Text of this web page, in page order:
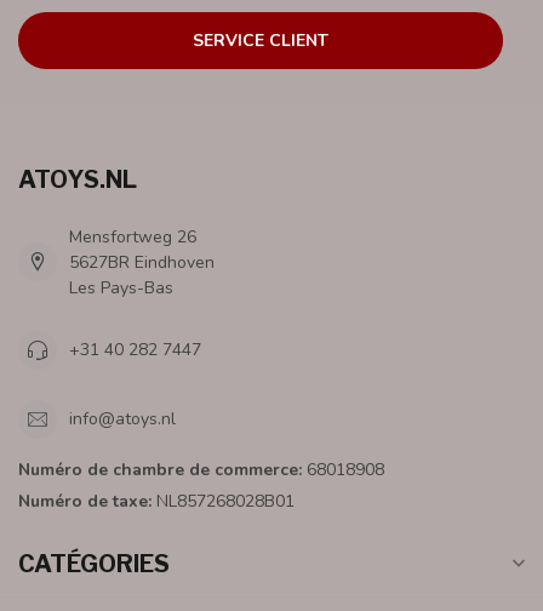
SERVICE CLIENT
ATOYS.NL
Mensfortweg 26
5627BR Eindhoven
Les Pays-Bas
+31 40 282 7447
info@atoys.nl
Numéro de chambre de commerce: 68018908
Numéro de taxe: NL857268028B01
CATÉGORIES